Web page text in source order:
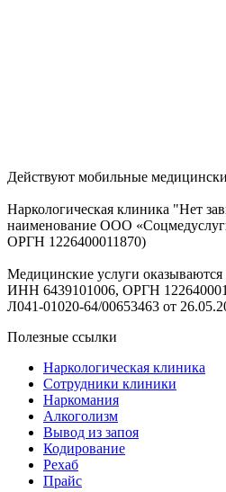
Действуют мобильные
Наркологическая клиника "Нет
наименование ООО
ОРГН 1226400011870)
Медицинские услуги
ИНН 6439101006, ОРГН
Л041-01020-64/00653463 от
Полезные ссылки
Наркологическая клиника
Сотрудники клиники
Наркомания
Алкоголизм
Вывод из запоя
Кодирование
Рехаб
Прайс